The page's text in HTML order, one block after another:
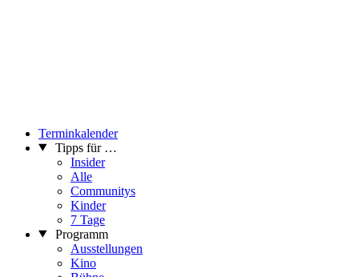
Terminkalender
Tipps für …
Insider
Alle
Communitys
Kinder
7 Tage
Programm
Ausstellungen
Kino